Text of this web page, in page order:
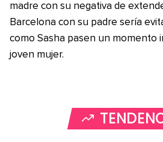
madre con su negativa de
Barcelona con su padre sería
como Sasha pasen un momento
joven mujer.